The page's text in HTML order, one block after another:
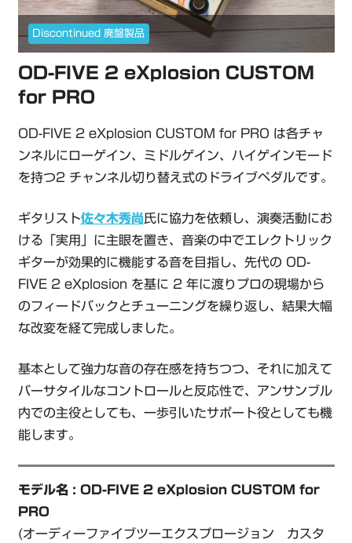
Discontinued 廃盤製品
OD-FIVE 2 eXplosion CUSTOM
for PRO
OD-FIVE 2 eXplosion CUSTOM for PRO は各チャ
ンネルにローゲイン、ミドルゲイン、ハイゲインモード
を持つ2 チャンネル切り替え式のドライブペダルです。
ギタリスト佐々木秀尚 氏に協力を依頼し、演奏活動にお
ける「実用」に主眼を置き、音楽の中でエレクトリック
ギターが効果的に機能する音を目指し、先代の OD-
FIVE 2 eXplosion を基に 2 年に渡りプロの現場から
のフィードバックとチューニングを繰り返し、結果大幅
な改変を経て完成しました。
基本として強力な音の存在感を持ちつつ、それに加えて
バーサタイルなコントロールと反応性で、アンサンブル
内での主役としても、一歩引いたサポート役としても機
能します。
モデル名 : OD-FIVE 2 eXplosion CUSTOM for
PRO
(オーディーファイブツーエクスプロージョン カスタ